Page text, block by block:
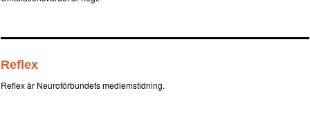
Reflex
Reflex är Neuroförbundets medlemstidning.